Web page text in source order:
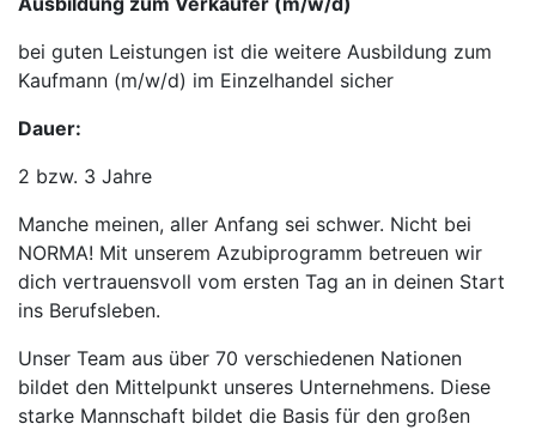
bei guten Leistungen ist die weitere Ausbildung zum
Kaufmann (m/w/d) im Einzelhandel sicher
Dauer:
2 bzw. 3 Jahre
Manche meinen, aller Anfang sei schwer. Nicht bei
NORMA! Mit unserem Azubiprogramm betreuen wir
dich vertrauensvoll vom ersten Tag an in deinen Start
ins Berufsleben.
Unser Team aus über 70 verschiedenen Nationen
bildet den Mittelpunkt unseres Unternehmens. Diese
starke Mannschaft bildet die Basis für den großen